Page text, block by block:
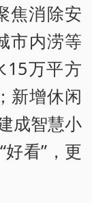
焦消除安
市内涝等
15万平方
新增休闲
成智慧小
看”，更